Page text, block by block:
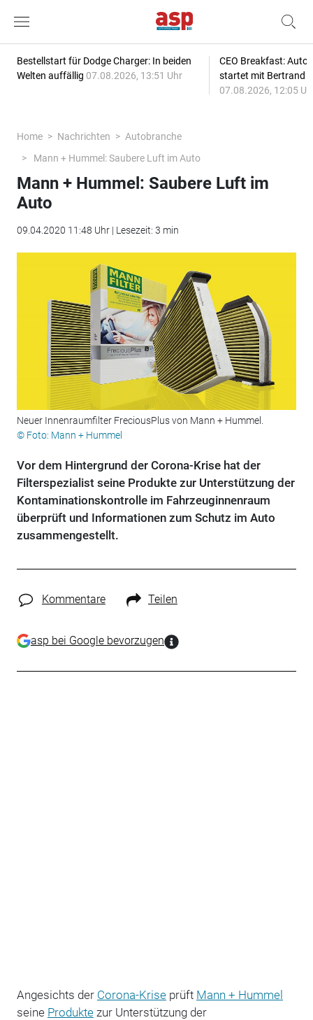
Bestellstart für Dodge Charger: In beiden
Welten auffällig 07.08.2026, 13:51 Uhr
CEO Breakfast:
startet mit Bertrand
07.08.2026, 12:05
Home Nachrichten
Autobranche
Mann + Hummel: Saubere Luft im Auto
Mann + Hummel: Saubere Luft im
Auto
09.04.2020 11:48 Uhr | Lesezeit: 3 min
Neuer Innenraumfilter FreciousPlus von Mann + Hummel.
© Foto: Mann + Hummel
Vor dem Hintergrund der Corona-Krise hat der
Filterspezialist seine Produkte zur Unterstützung der
Kontaminationskontrolle im Fahrzeuginnenraum
überprüft und Informationen zum Schutz im Auto
zusammengestellt.
Kommentare Teilen
asp bei Google bevorzugen
Angesichts der Corona-Kriseprüft Mann + Hummel
seine Produktezur Unterstützung der